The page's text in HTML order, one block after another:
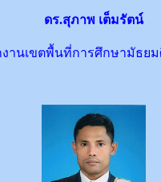
ดร.สุภาพ เต็มรัตน์
านเขตพื้นที่การศึกษามัธย